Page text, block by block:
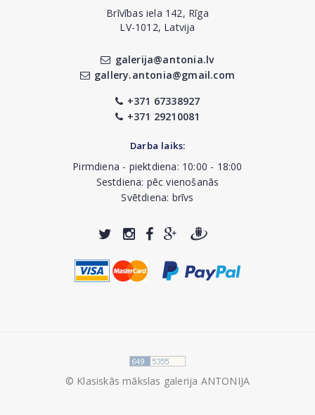
Brīvības iela 142, Rīga
LV-1012, Latvija
galerija@antonia.lv
gallery.antonia@gmail.com
+371 67338927
+371 29210081
Darba laiks:
Pirmdiena - piektdiena: 10:00 - 18:00
Sestdiena: pēc vienošanās
Svētdiena: brīvs
© Klasiskās mākslas galerija ANTONIJA